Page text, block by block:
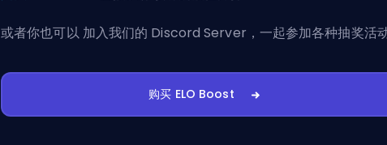
或者你也可以 加入我们的 Discord Server ，一起参加各种抽奖活
购买 ELO Boost